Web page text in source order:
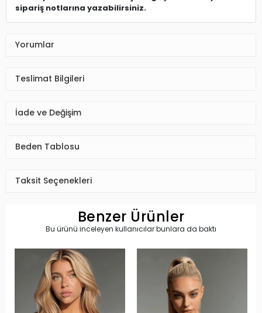
sipariş notlarına yazabilirsiniz.
Yorumlar
Teslimat Bilgileri
İade ve Değişim
Beden Tablosu
Taksit Seçenekleri
Benzer Ürünler
Bu ürünü inceleyen kullanıcılar bunlara da baktı